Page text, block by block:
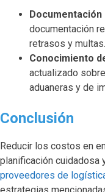
Documentación
documentación
retrasos y multas.
Conocimiento
actualizado
aduaneras y de
Conclusión
Reducir los costos en
planificación cuidadosa
proveedores de